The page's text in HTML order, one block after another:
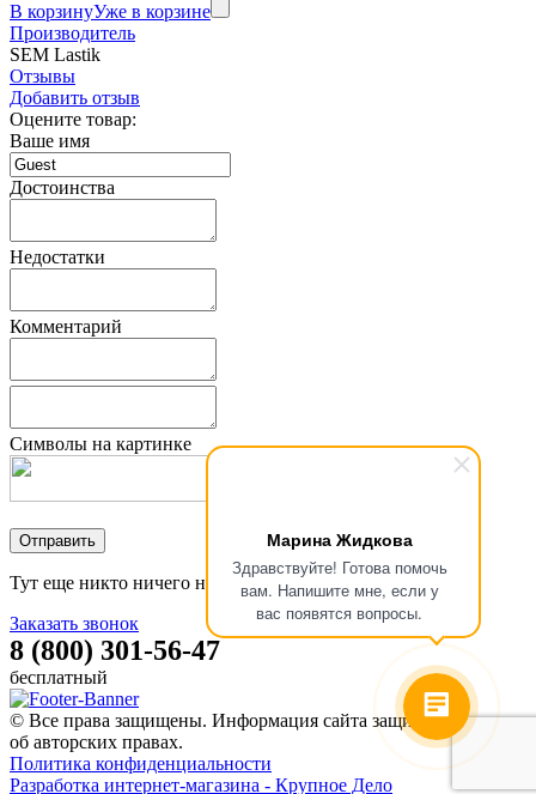
Марина Жидкова
Здравствуйте! Готова помочь
вам. Напишите мне, если у
вас появятся вопросы.
В корзинуУже в корзине
Производитель
SEM Lastik
Отзывы
Добавить отзыв
Оцените товар:
Ваше имя
Достоинства
Недостатки
Комментарий
Символы на картинке
Тут еще никто ничего не писал, стань первым!
Заказать звонок
8 (800) 301-56-47
бесплатный
© Все права защищены. Информация сайта защищена законом
об авторских правах.
Политика конфиденциальности
Разработка интернет-магазина - Крупное Дело